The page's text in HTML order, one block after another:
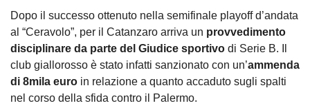
Dopo il successo ottenuto nella semifinale playoff d’andata
al “Ceravolo”, per il Catanzaro arriva un provvedimento
disciplinare da parte del Giudice sportivo di Serie B. Il
club giallorosso è stato infatti sanzionato con un’ammenda
di 8mila euro in relazione a quanto accaduto sugli spalti
nel corso della sfida contro il Palermo.